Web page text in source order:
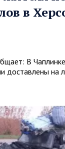
в
В
на